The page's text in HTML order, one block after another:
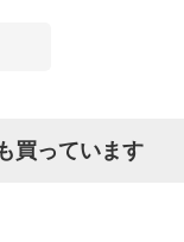
買っています